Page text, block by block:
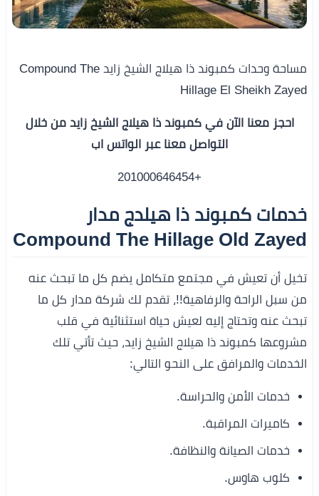
مساحة وحدات كمبوند ذا هيلاج الشيخ زايد Compound The
Hillage El Sheikh Zayed
احجز معنا الآن في كمبوند ذا هيلاج الشيخ زايد من خلال
التواصل معنا عبر الواتس اب
+201000646454
خدمات كمبوند ذا هيلدج مدار
Compound The Hillage Old Zayed
تخيل أن تعيش في مجتمع متكامل يضم كل ما تبحث عنه
من سبل الراحة والرفاهية!!، تقدم لك شركة مدار كل ما
تبحث عنه وتحتاج إليه لعيش حياة استثنائية في قلب
مشروعها كمبوند ذا هيلاج الشيخ زايد، حيث تأتي تلك
الخدمات والمرافق على النحو التالي:
خدمات الأمن والحراسة.
كاميرات المراقبة.
خدمات الصيانة والنظافة.
كلوب هاوس.